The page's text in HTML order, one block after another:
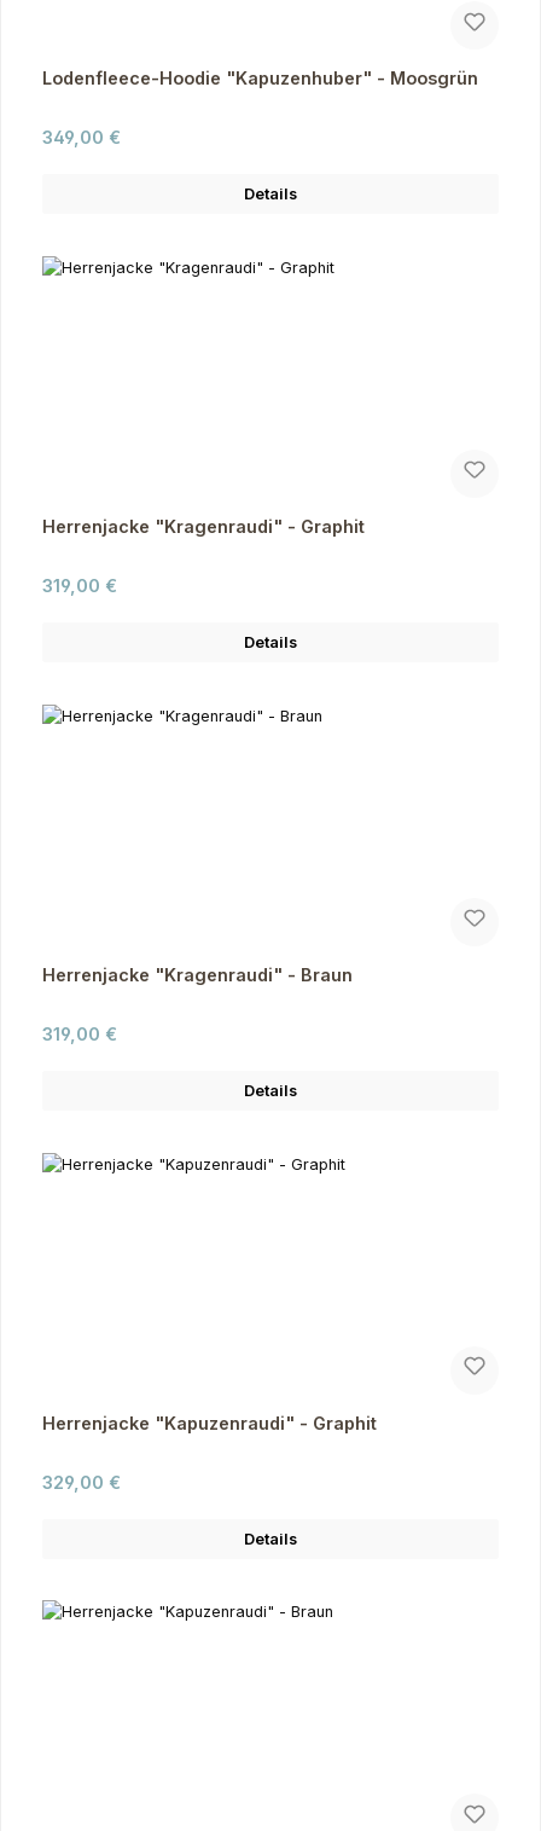
Lodenfleece-Hoodie "Kapuzenhuber" - Moosgrün
Regulärer Preis:
349,00 €
Details
Herrenjacke "Kragenraudi" - Graphit
Regulärer Preis:
319,00 €
Details
Herrenjacke "Kragenraudi" - Braun
Regulärer Preis:
319,00 €
Details
Herrenjacke "Kapuzenraudi" - Graphit
Regulärer Preis:
329,00 €
Details